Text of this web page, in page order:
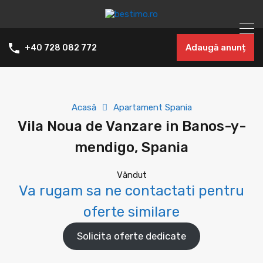
+40 728 082 772 Adaugă anunț
Acasă Apartament Spania
Vila Noua de Vanzare in Banos-y-
mendigo, Spania
Văndut
Va rugam sa ne contactati pentru
oferte similare
Solicita oferte dedicate